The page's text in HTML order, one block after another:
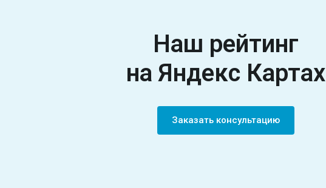
Наш рейтинг
на Яндекс Картах
Заказать консультацию